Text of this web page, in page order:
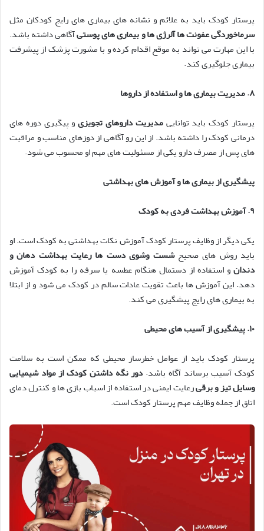
پرستار کودک باید به علائم و نشانه های بیماری های رایج کودکان مثل
سرماخوردگی عفونت ها آلرژی ها و بیماری های پوستیآگاهی داشته باشد.
با این مهارت می تواند به موقع اقدام کرده و با مشورت پزشک از پیشرفت
بیماری جلوگیری کند.
۸.مدیریت بیماری ها و استفاده از داروها
پرستار کودک باید تواناییمدیریت داروهای تجویزیو پیگیری دوره های
درمانی کودک را داشته باشد. از این رو آگاهی از دوزهای مناسب و مراقبت
های پس از مصرف دارو یکی از مسئولیت های مهم او محسوب می شود.
پیشگیری از بیماری ها و آموزش های بهداشتی
۹.آموزش بهداشت فردی به کودک
یکی دیگر از وظایف پرستار کودک آموزش نکات بهداشتی به کودک است. او
باید روش های صحیحشست وشوی دست ها رعایت بهداشت دهان و
دندانو استفاده از دستمال هنگام عطسه یا سرفه را به کودک آموزش
دهد. این آموزش ها باعث تقویت عادات سالم در کودک می شود و از ابتلا
به بیماری های رایج پیشگیری می کند.
۱۰.پیشگیری از آسیب های محیطی
پرستار کودک باید از عوامل خطرساز محیطی که ممکن است به سلامت
کودک آسیب برساند آگاه باشد.دور نگه داشتن کودک از مواد شیمیایی
وسایل تیز و برقیرعایت ایمنی در استفاده از اسباب بازی ها و کنترل دمای
اتاق از جمله وظایف مهم پرستار کودک است.